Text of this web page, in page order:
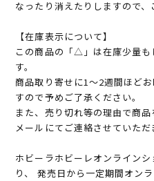
なったり消えたりしますので、
【在庫表示について】
この商品の「△」は在庫少量も
す。
商品取り寄せに1～2週間ほど
すので予めご了承ください。
また、売り切れ等の理由で商
メールにてご連絡させていただ
ホビーラホビーレオンライン
り、 発売日から一定期間オン